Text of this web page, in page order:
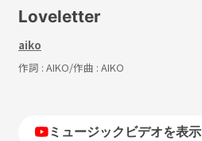
Loveletter
aiko
作詞 : AIKO/作曲 : AIKO
ミュージックビデオを表示